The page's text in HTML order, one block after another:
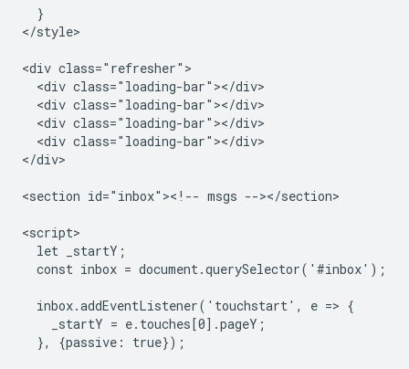
  }
</style>
<div class="refresher">
  <div class="loading-bar"></div>
  <div class="loading-bar"></div>
  <div class="loading-bar"></div>
  <div class="loading-bar"></div>
</div>
<section id="inbox"><!-- msgs --></section>
<script>
  let _startY;
  const inbox = document.querySelector('#inbox');
  inbox.addEventListener('touchstart', e => {
    _startY = e.touches[0].pageY;
  }, {passive: true});